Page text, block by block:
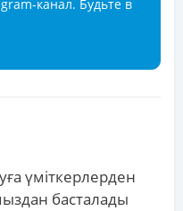
канал. Будьте в
үміткерлерден
басталады